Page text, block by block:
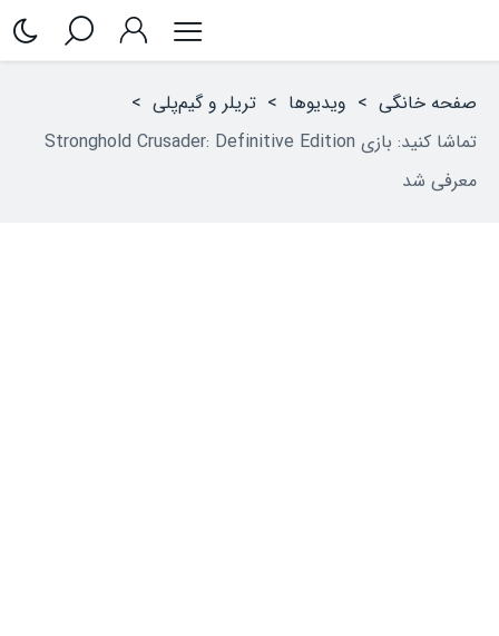
صفحه خانگی > ویدیوها > تریلر و گیم‌پلی >
تماشا کنید: بازی Stronghold Crusader: Definitive Edition
معرفی شد